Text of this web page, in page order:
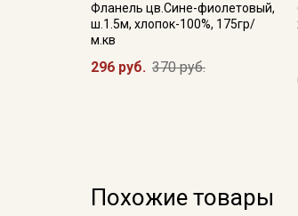
Фланель цв.Сине-фиолетовый,
ш.1.5м, хлопок-100%, 175гр/
м.кв
296 руб. 370 руб.
Похожие товары